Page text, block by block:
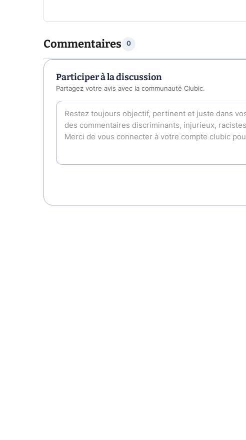
Commentaires 0
Participer à la discussion
Partagez votre avis avec la communauté Clubic.